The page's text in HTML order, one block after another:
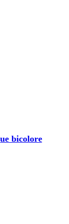
bicolore